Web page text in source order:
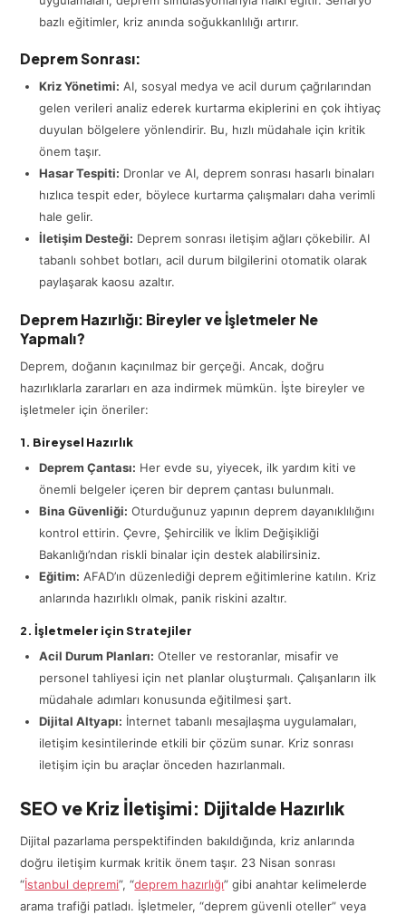
bazlı eğitimler, kriz anında soğukkanlılığı artırır.
Deprem Sonrası:
Kriz Yönetimi: AI, sosyal medya ve acil durum çağrılarından
gelen verileri analiz ederek kurtarma ekiplerini en çok ihtiyaç
duyulan bölgelere yönlendirir. Bu, hızlı müdahale için kritik
önem taşır.
Hasar Tespiti: Dronlar ve AI, deprem sonrası hasarlı binaları
hızlıca tespit eder, böylece kurtarma çalışmaları daha verimli
hale gelir.
İletişim Desteği: Deprem sonrası iletişim ağları çökebilir. AI
tabanlı sohbet botları, acil durum bilgilerini otomatik olarak
paylaşarak kaosu azaltır.
Deprem Hazırlığı: Bireyler ve İşletmeler Ne
Yapmalı?
Deprem, doğanın kaçınılmaz bir gerçeği. Ancak, doğru
hazırlıklarla zararları en aza indirmek mümkün. İşte bireyler ve
işletmeler için öneriler:
1. Bireysel Hazırlık
Deprem Çantası: Her evde su, yiyecek, ilk yardım kiti ve
önemli belgeler içeren bir deprem çantası bulunmalı.
Bina Güvenliği: Oturduğunuz yapının deprem dayanıklılığını
kontrol ettirin. Çevre, Şehircilik ve İklim Değişikliği
Bakanlığı’ndan riskli binalar için destek alabilirsiniz.
Eğitim: AFAD’ın düzenlediği deprem eğitimlerine katılın. Kriz
anlarında hazırlıklı olmak, panik riskini azaltır.
2. İşletmeler için Stratejiler
Acil Durum Planları: Oteller ve restoranlar, misafir ve
personel tahliyesi için net planlar oluşturmalı. Çalışanların ilk
müdahale adımları konusunda eğitilmesi şart.
Dijital Altyapı: İnternet tabanlı mesajlaşma uygulamaları,
iletişim kesintilerinde etkili bir çözüm sunar. Kriz sonrası
iletişim için bu araçlar önceden hazırlanmalı.
SEO ve Kriz İletişimi: Dijitalde Hazırlık
Dijital pazarlama perspektifinden bakıldığında, kriz anlarında
doğru iletişim kurmak kritik önem taşır. 23 Nisan sonrası
“İstanbul depremi”, “deprem hazırlığı” gibi anahtar kelimelerde
arama trafiği patladı. İşletmeler, “deprem güvenli oteller” veya